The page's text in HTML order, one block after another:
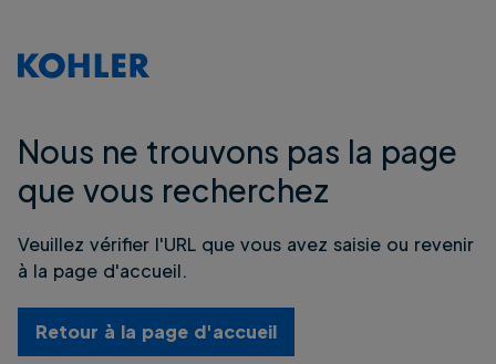
Nous ne trouvons pas la page
que vous recherchez
Veuillez vérifier l'URL que vous avez saisie ou revenir
à la page d'accueil.
Retour à la page d'accueil